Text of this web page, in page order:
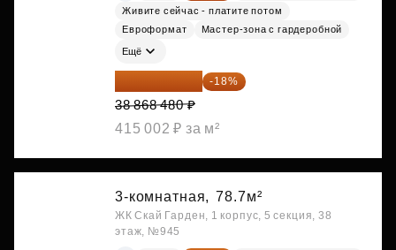
Живите сейчас - платите потом
Евроформат
Мастер-зона с гардеробной
Ещё
31 872 154 ₽ -18%
38 868 480 ₽
415 002 ₽ за м²
3-комнатная, 78.7м²
ЖК Скай Гарден, 1 корпус, 5 секция, 38
этаж, №945